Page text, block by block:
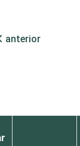
anterior